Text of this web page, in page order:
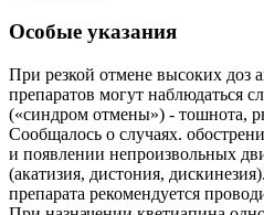
Особые указания
При резкой отмене высоких доз
препаратов могут наблюдаться
(«синдром отмены») - тошнота,
Сообщалось о случаях.
и появлении непроизвольных
(акатизия, дистония,
препарата рекомендуется